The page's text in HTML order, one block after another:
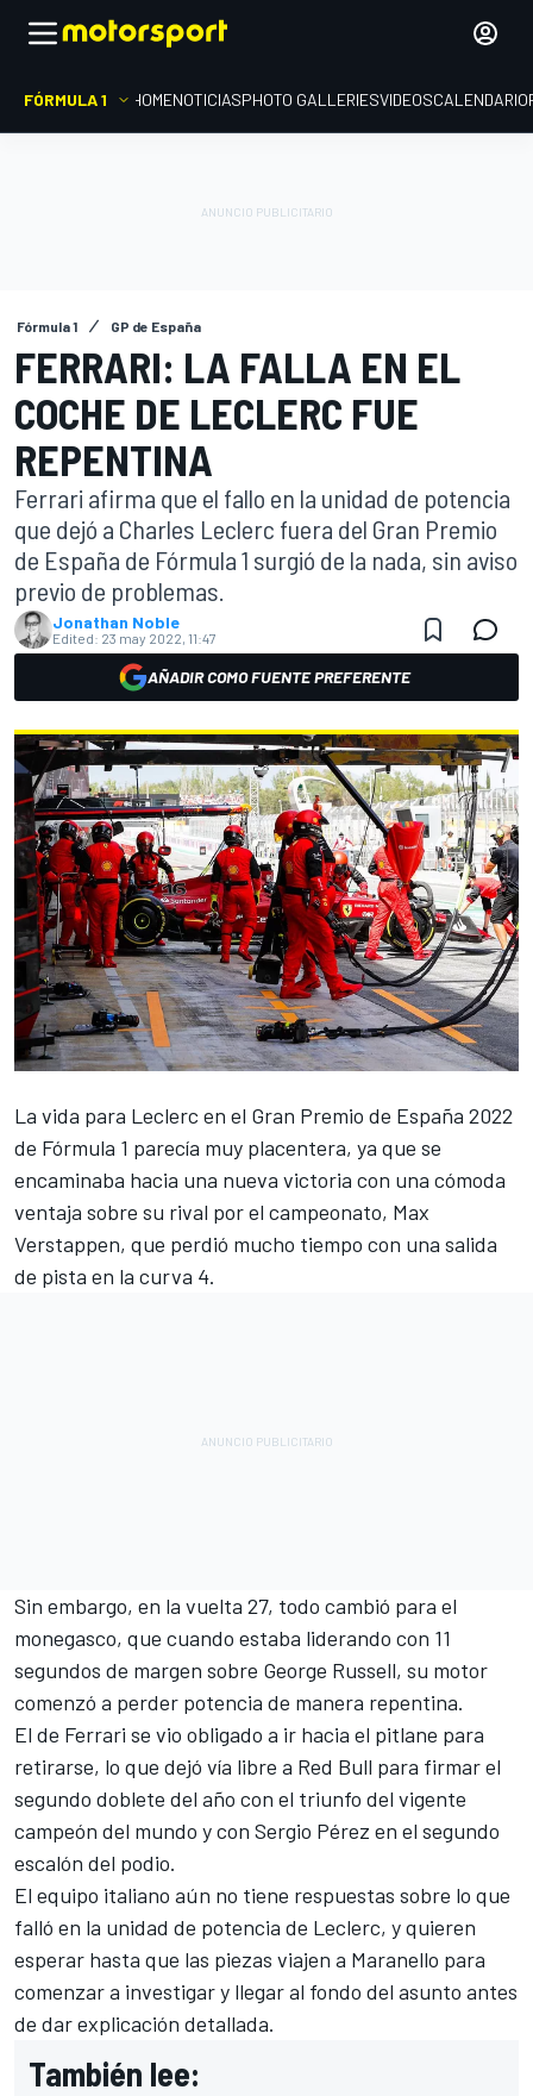
FÓRMULA 1 HOMENOTICIASPHOTO GALLERIESVIDEOSCALENDARIO
Fórmula 1 GP de España
FERRARI: LA FALLA EN EL
COCHE DE LECLERC FUE
REPENTINA
Ferrari afirma que el fallo en la unidad de potencia
que dejó a Charles Leclerc fuera del Gran Premio
de España de Fórmula 1 surgió de la nada, sin aviso
previo de problemas.
Jonathan Noble
Edited: 23 may 2022, 11:47
AÑADIR COMO FUENTE PREFERENTE
La vida para Leclerc en el Gran Premio de España 2022
de Fórmula 1 parecía muy placentera, ya que se
encaminaba hacia una nueva victoria con una cómoda
ventaja sobre su rival por el campeonato, Max
Verstappen, que perdió mucho tiempo con una salida
de pista en la curva 4.
Sin embargo, en la vuelta 27, todo cambió para el
monegasco, que cuando estaba liderando con 11
segundos de margen sobre George Russell, su motor
comenzó a perder potencia de manera repentina.
El de Ferrari se vio obligado a ir hacia el pitlane para
retirarse, lo que dejó vía libre a Red Bull para firmar el
segundo doblete del año con el triunfo del vigente
campeón del mundo y con Sergio Pérez en el segundo
escalón del podio.
El equipo italiano aún no tiene respuestas sobre lo que
falló en la unidad de potencia de Leclerc, y quieren
esperar hasta que las piezas viajen a Maranello para
comenzar a investigar y llegar al fondo del asunto antes
de dar explicación detallada.
También lee: